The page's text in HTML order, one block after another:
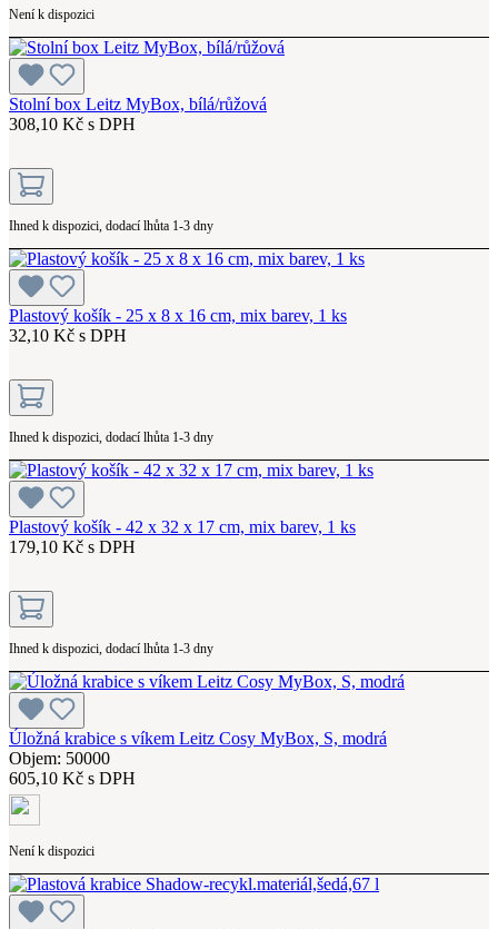
Není k dispozici
Stolní box Leitz MyBox, bílá/růžová
308,10 Kč s DPH
Ihned k dispozici, dodací lhůta 1-3 dny
Plastový košík - 25 x 8 x 16 cm, mix barev, 1 ks
32,10 Kč s DPH
Ihned k dispozici, dodací lhůta 1-3 dny
Plastový košík - 42 x 32 x 17 cm, mix barev, 1 ks
179,10 Kč s DPH
Ihned k dispozici, dodací lhůta 1-3 dny
Úložná krabice s víkem Leitz Cosy MyBox, S, modrá
Objem: 50000
605,10 Kč s DPH
Není k dispozici